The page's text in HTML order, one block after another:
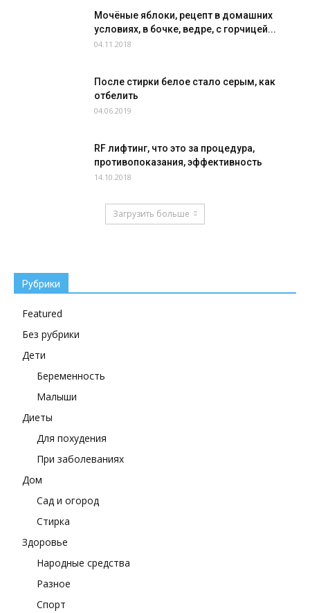
Мочёные яблоки, рецепт в домашних
условиях, в бочке, ведре, с горчицей...
04.11.2018
После стирки белое стало серым, как
отбелить
04.06.2019
RF лифтинг, что это за процедура,
противопоказания, эффективность
14.10.2018
Загрузить больше
Рубрики
Featured
Без рубрики
Дети
Беременность
Малыши
Диеты
Для похудения
При заболеваниях
Дом
Сад и огород
Стирка
Здоровье
Народные средства
Разное
Спорт